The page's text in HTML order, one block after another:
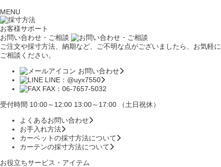
MENU
お客様サポート
お問い合わせ・ご相談
ご注文や採寸方法、納期など、ご不明な点がございましたら、お気軽に
ご相談ください。
お問い合わせ
LINE：@uyx7550
FAX：06-7657-5032
受付時間 10:00～12:00 13:00～17:00 （土日祝休）
よくあるお問い合わせ
お手入れ方法
カーペットの採寸方法について
カーテンの採寸方法について
お役立ちサービス・アイテム